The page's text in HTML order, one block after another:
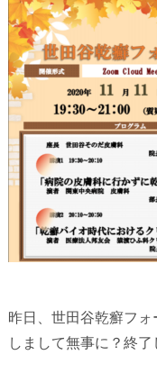
昨日、世田谷乾癬フ
しまして無事に？終了